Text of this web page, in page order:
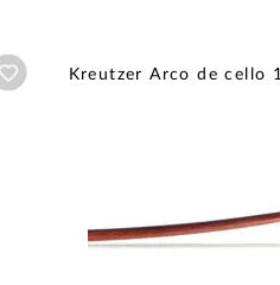
Añadir a wishlist
Kreutzer Arco de cello